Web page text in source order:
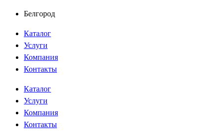
Перейти
содержимому
Белгород
Каталог
Услуги
Компания
Контакты
Каталог
Услуги
Компания
Контакты